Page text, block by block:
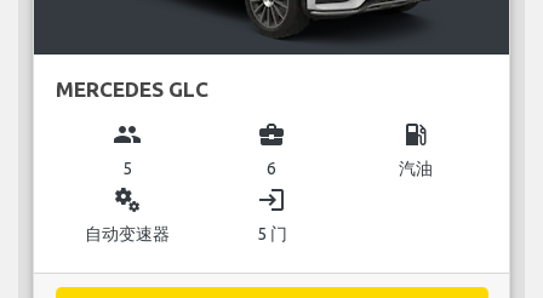
MERCEDES GLC
group
5
business_center
6
local_gas_station
汽油
miscellaneous_services
自动变速器
login
5 门